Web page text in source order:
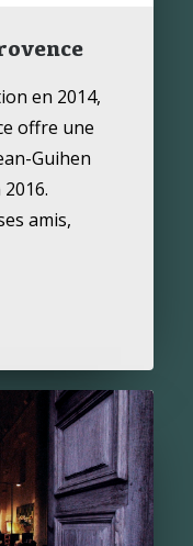
en 2014,
offre une
Guihen
amis,